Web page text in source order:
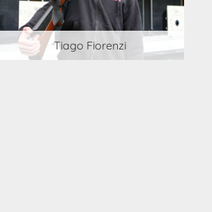
Tiago Fiorenzi